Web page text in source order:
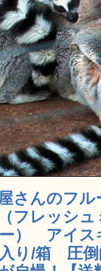
さんのフ
フレッシュ
ー） アイ
り/箱 圧倒